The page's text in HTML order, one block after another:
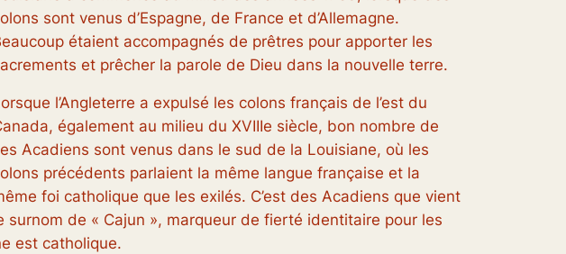
sont venus d’Espagne, de France et d’Allemagne.
étaient accompagnés de prêtres pour apporter les
et prêcher la parole de Dieu dans la nouvelle terre.
l’Angleterre a expulsé les colons français de l’est du
également au milieu du XVIIIe siècle, bon nombre de
Acadiens sont venus dans le sud de la Louisiane, où les
précédents parlaient la même langue française et la
foi catholique que les exilés. C’est des Acadiens que vient
surnom de « Cajun », marqueur de fierté identitaire pour les
est catholique.